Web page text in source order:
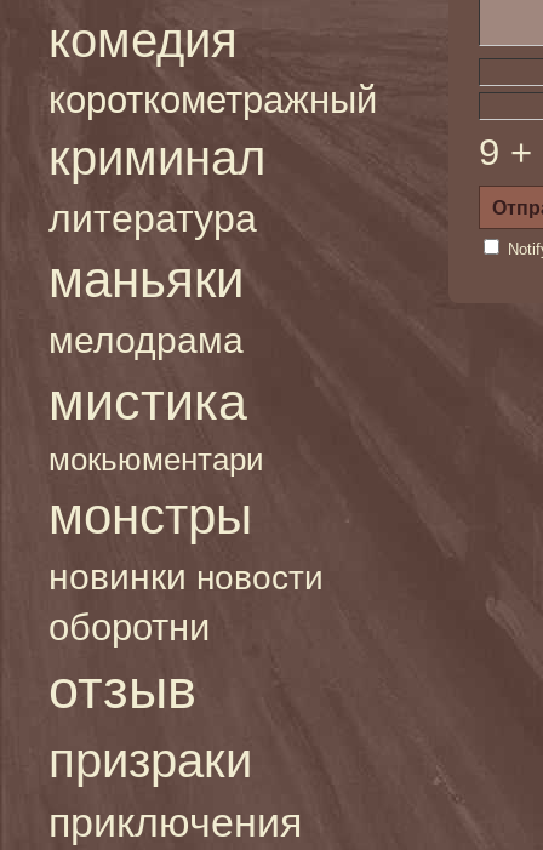
комедия
короткометражный
криминал
литература
маньяки
мелодрама
мистика
мокьюментари
монстры
новинки новости
оборотни
отзыв
призраки
приключения
9